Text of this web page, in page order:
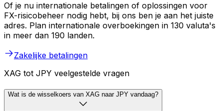
Of je nu internationale betalingen of oplossingen voor
FX-risicobeheer nodig hebt, bij ons ben je aan het juiste
adres. Plan internationale overboekingen in 130 valuta's
in meer dan 190 landen.
Zakelijke betalingen
XAG tot JPY veelgestelde vragen
Wat is de wisselkoers van XAG naar JPY vandaag?